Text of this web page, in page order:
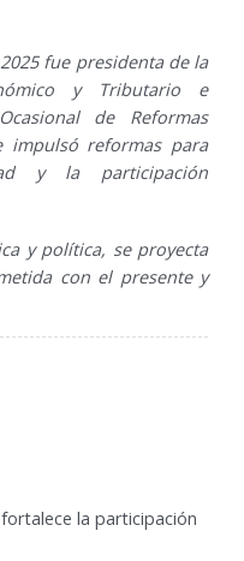
fue presidenta de la
y Tributario e
de Reformas
impulsó reformas para
y la participación
y política, se proyecta
con el presente y
la participación